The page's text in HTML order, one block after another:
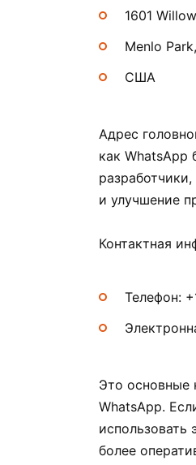
1601
Menlo
США
Адрес
как WhatsApp
и улучшение
Контактная
Телефон:
Это основные
WhatsApp.
использовать
более